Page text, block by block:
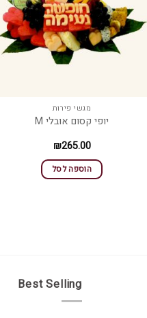
מגשי פירות
יופי קסום אובלי M
₪265.00
הוספה לסל
Best Selling